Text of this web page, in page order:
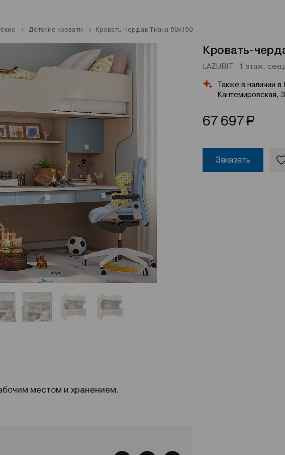
Детские кровати Кровать-чердак Тиана 80x190
Кровать-
LAZURIT · 1 этаж,
Также в наличии
Кантемировская,
67 697Р
Заказать
местом и хранением.